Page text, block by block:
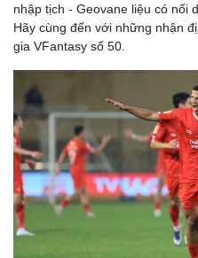
nhập tịch - Geovane liệu có nối
Hãy cùng đến với những nhận
gia VFantasy số 50.